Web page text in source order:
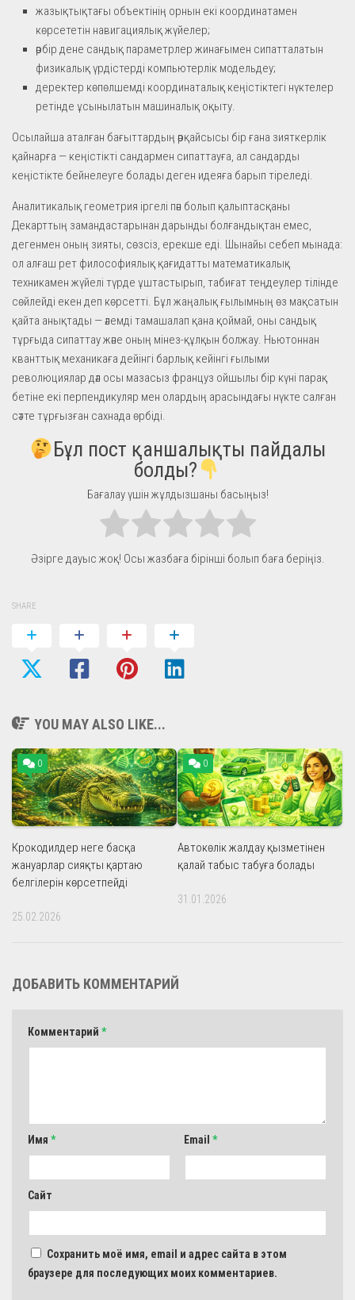
жазықтықтағы объектінің орнын екі координатамен
көрсететін навигациялық жүйелер;
әрбір дене сандық параметрлер жинағымен сипатталатын
физикалық үрдістерді компьютерлік модельдеу;
деректер көпөлшемді координаталық кеңістіктегі нүктелер
ретінде ұсынылатын машиналық оқыту.
Осылайша аталған бағыттардың әрқайсысы бір ғана зияткерлік
қайнарға — кеңістікті сандармен сипаттауға, ал сандарды
кеңістікте бейнелеуге болады деген идеяға барып тіреледі.
Аналитикалық геометрия іргелі пән болып қалыптасқаны
Декарттың замандастарынан дарынды болғандықтан емес,
дегенмен оның зияты, сөзсіз, ерекше еді. Шынайы себеп мынада:
ол алғаш рет философиялық қағидатты математикалық
техникамен жүйелі түрде ұштастырып, табиғат теңдеулер тілінде
сөйлейді екен деп көрсетті. Бұл жаңалық ғылымның өз мақсатын
қайта анықтады — әлемді тамашалап қана қоймай, оны сандық
тұрғыда сипаттау және оның мінез-құлқын болжау. Ньютоннан
кванттық механикаға дейінгі барлық кейінгі ғылыми
революциялар дәл осы мазасыз француз ойшылы бір күні парақ
бетіне екі перпендикуляр мен олардың арасындағы нүкте салған
сәтте тұрғызған сахнада өрбіді.
Бұл пост қаншалықты пайдалы
болды?
Бағалау үшін жұлдызшаны басыңыз!
Әзірге дауыс жоқ! Осы жазбаға бірінші болып баға беріңіз.
SHARE
YOU MAY ALSO LIKE...
0
Крокодилдер неге басқа
жануарлар сияқты қартаю
белгілерін көрсетпейді
25.02.2026
0
Автокөлік жалдау қызметінен
қалай табыс табуға болады
31.01.2026
ДОБАВИТЬ КОММЕНТАРИЙ
Комментарий *
Имя * Email *
Сайт
Сохранить моё имя, email и адрес сайта в этом
браузере для последующих моих комментариев.